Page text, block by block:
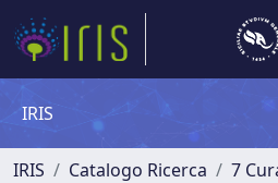
IRIS
IRIS Catalogo Ricerca 7